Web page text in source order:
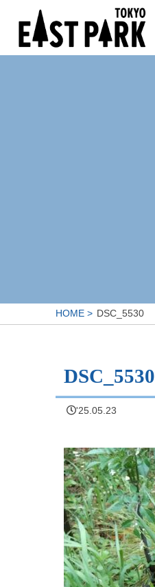
HOME DSC_5530
DSC_5530
'25.05.23